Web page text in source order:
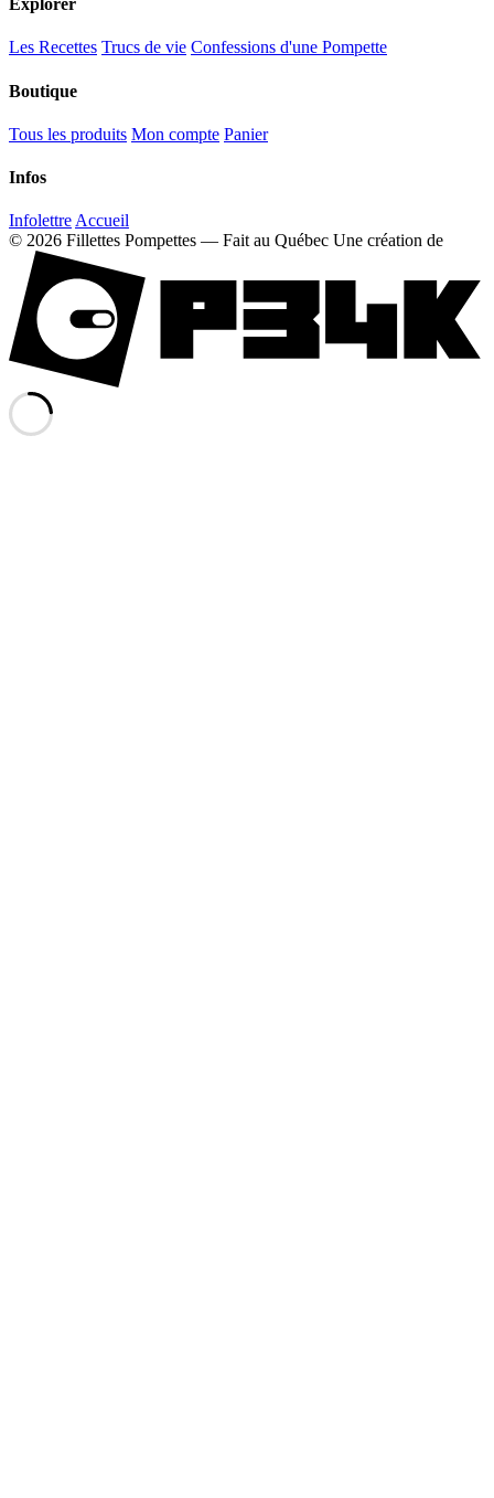
Explorer
Les Recettes Trucs de vie Confessions d'une Pompette
Boutique
Tous les produits Mon compte Panier
Infos
Infolettre Accueil
© 2026 Fillettes Pompettes — Fait au Québec Une création de